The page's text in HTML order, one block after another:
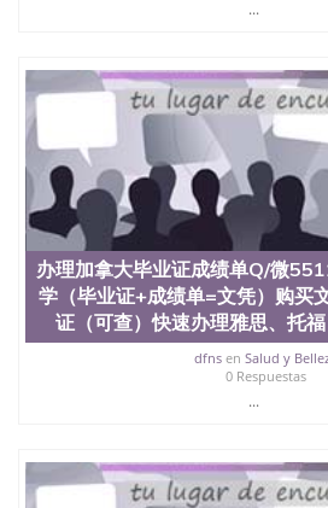
...
办理加拿大毕业证成绩单Q/微
学（毕业证+成绩单=文凭）购买
证（可查）快速办理雅思、托
dfnsen Salud y
0 Respuestas
...